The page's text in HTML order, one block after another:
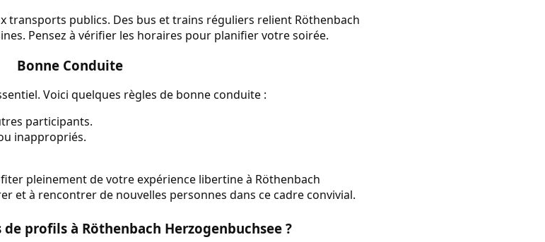
transports publics. Des bus et trains réguliers relient Röthenbach
Pensez à vérifier les horaires pour planifier votre soirée.
Bonne Conduite
Voici quelques règles de bonne conduite :
participants.
inappropriés.
pleinement de votre expérience libertine à Röthenbach
et à rencontrer de nouvelles personnes dans ce cadre convivial.
profils à Röthenbach Herzogenbuchsee ?